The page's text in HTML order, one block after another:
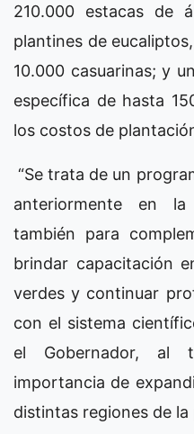
210.000 estacas de
plantines de
10.000 casuarinas; y
específica de hasta
los costos de
“Se trata de un
anteriormente en
también para
brindar capacitación
verdes y continuar
con el sistema
el Gobernador, al
importancia de
distintas regiones de la